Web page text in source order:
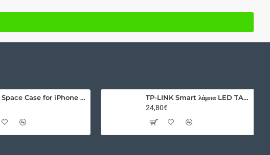
Outer Space Case for iPhone 12 hard cover with gel frame blue
TP-LINK Smart λάμπα LED TAPO-L530E WiFi, 8.7W E27, 2500K-6500K RGB
24,80€